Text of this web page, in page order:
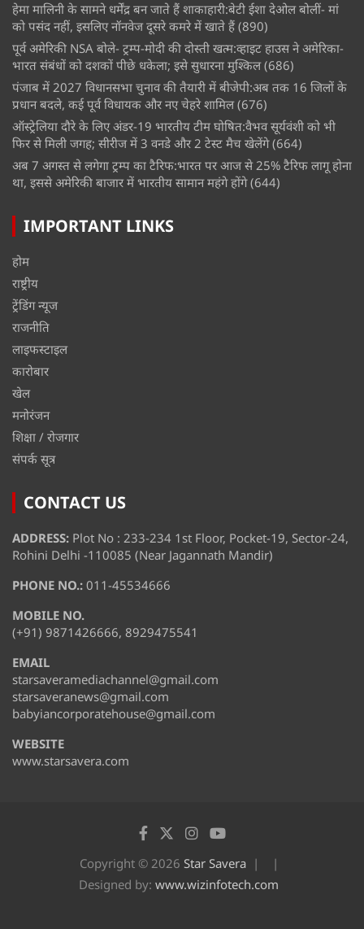
हेमा मालिनी के सामने धर्मेंद्र बन जाते हैं शाकाहारी:बेटी ईशा देओल बोलीं- मां
को पसंद नहीं, इसलिए नॉनवेज दूसरे कमरे में खाते हैं (890)
पूर्व अमेरिकी NSA बोले- ट्रम्प-मोदी की दोस्ती खत्म:व्हाइट हाउस ने अमेरिका-
भारत संबंधों को दशकों पीछे धकेला; इसे सुधारना मुश्किल (686)
पंजाब में 2027 विधानसभा चुनाव की तैयारी में बीजेपी:अब तक 16 जिलों के
प्रधान बदले, कई पूर्व विधायक और नए चेहरे शामिल (676)
ऑस्ट्रेलिया दौरे के लिए अंडर-19 भारतीय टीम घोषित:वैभव सूर्यवंशी को भी
फिर से मिली जगह; सीरीज में 3 वनडे और 2 टेस्ट मैच खेलेंगे (664)
अब 7 अगस्त से लगेगा ट्रम्प का टैरिफ:भारत पर आज से 25% टैरिफ लागू होना
था, इससे अमेरिकी बाजार में भारतीय सामान महंगे होंगे (644)
IMPORTANT LINKS
होम
राष्ट्रीय
ट्रेंडिंग न्यूज
राजनीति
लाइफस्टाइल
कारोबार
खेल
मनोरंजन
शिक्षा / रोजगार
संपर्क सूत्र
CONTACT US
ADDRESS: Plot No : 233-234 1st Floor, Pocket-19, Sector-24,
Rohini Delhi -110085 (Near Jagannath Mandir)
PHONE NO.: 011-45534666
MOBILE NO.
(+91) 9871426666, 8929475541
EMAIL
starsaveramediachannel@gmail.com
starsaveranews@gmail.com
babyiancorporatehouse@gmail.com
WEBSITE
www.starsavera.com
Copyright © 2026 Star Savera
Designed by: www.wizinfotech.com